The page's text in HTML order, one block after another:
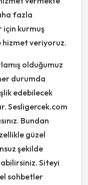
fazla
için kurmuş
veriyoruz.
olduğumuz
durumda
edebilecek
Sesligercek.com
Bundan
güzel
şekilde
Siteyi
sohbetler